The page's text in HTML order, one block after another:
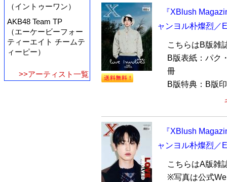
（イントゥーワン）
AKB48 Team TP
（エーケービーフォー
ティーエイト チームテ
ィーピー）
>>アーティスト一覧
『XBlush
ャンヨル朴燦烈／
こちらはB版雑
B版表紙：パク
冊
B版特典：B版
『XBlush
ャンヨル朴燦烈／
こちらはA版雑
※写真は公式